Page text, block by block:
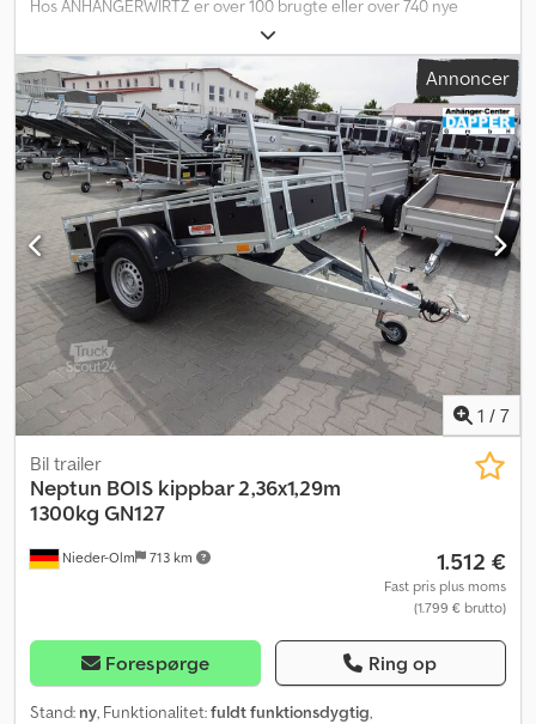
Hos ANHÄNGERWIRTZ er over 100 brugte eller over 740 nye
trailere tilgængelige direkte fra lager. Alternativt kan du nu sikre
dig din ønskemodel med ønsket udstyr og farve til en fordelagtig
pris. Chedpfxjn E Rups Ah Isa Ønsker du at købe den viste trailer
eller en anden model? Besigtigelse er udtrykkeligt ønsket, men
kan kun finde sted efter forudgående aftale! Aftale booking via:
Uforbindende eksempel: brugt Westfalia kasseanhænger
Comfort undervogn, lastrum ca. 260x130x30 cm Første
registrering: 1999 Tilgængelig efter aftale Syn udløbet (uden
TÜV/godkendelse), tydelige brugsspor – reparationer nødvendige
Traileren sælges som beset! Flere tilbud døgnet rundt i vores
onlineshop på trailershop.de Vi tilbyder indbytning af alle slags
trailere på stedet og finansiering fra 0 kr. i udbetaling. Besøg kun
efter aftale! Jägerhof 10 A 41516 Grevenbroich (Hülchrath)
Salgsåbningstider: Man-fre 08.00-12.30 og 14.00-18.00 used
westfalia kl3035 05/26
Annoncer
1 / 7
Nieder-Olm 713 km
Bil trailer
Neptun BOIS kippbar 2,36x1,29m
1300kg GN127
1.512 €
Fast pris plus moms
(1.799 € brutto)
Forespørge Ring op
Stand: ny, Funktionalitet:fuldt funktionsdygtig,